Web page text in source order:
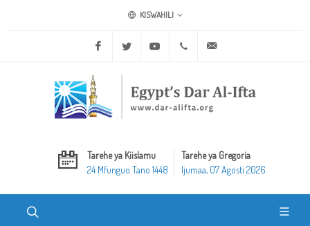
KISWAHILI
Facebook Twitter Youtube +20 2 25970400
Tarehe ya Kiislamu
24 Mfunguo Tano 1448
Tarehe ya Gregoria
Ijumaa, 07 Agosti 2026